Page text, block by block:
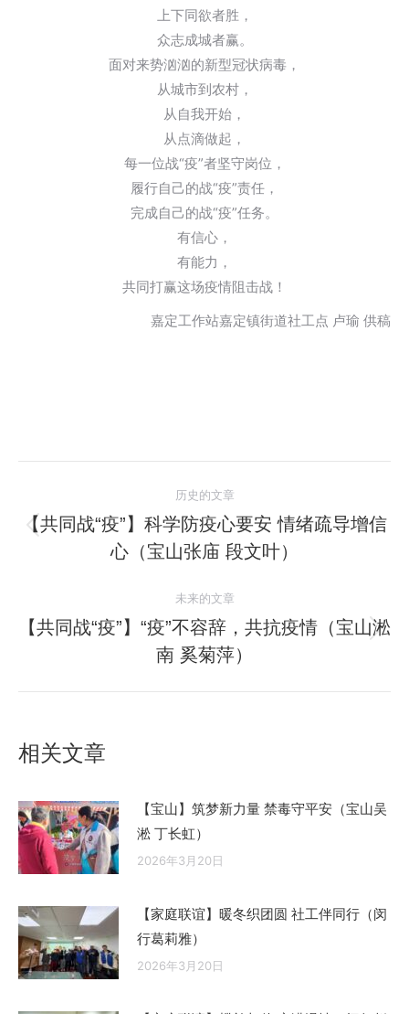
上下同欲者胜，
众志成城者赢。
面对来势汹汹的新型冠状病毒，
从城市到农村，
从自我开始，
从点滴做起，
每一位战“疫”者坚守岗位，
履行自己的战“疫”责任，
完成自己的战“疫”任务。
有信心，
有能力，
共同打赢这场疫情阻击战！
嘉定工作站嘉定镇街道社工点 卢瑜 供稿
章
历史的文章
历
史
章：
【共同战“疫”】科学防疫心要安 情绪疏导增信
心（宝山张庙 段文叶）
未来的文章
未
来
的
【共同战“疫”】“疫”不容辞，共抗疫情（宝山淞
南 奚菊萍）
相关文章
【宝山】筑梦新力量 禁毒守平安（宝山吴
淞 丁长虹）
2026年3月20日
【家庭联谊】暖冬织团圆 社工伴同行（闵
行葛莉雅）
2026年3月20日